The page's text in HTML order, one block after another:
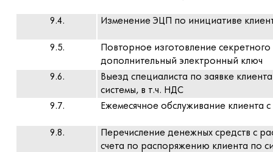
9.4. Изменение ЭЦП по инициативе
9.5.
Повторное изготовление
дополнительный электронный ключ
9.6.
Выезд специалиста по заявке
системы, в т.ч. НДС
9.7.
Ежемесячное обслуживание клиента
9.8.
Перечисление денежных средств с
счета по распоряжению клиента по